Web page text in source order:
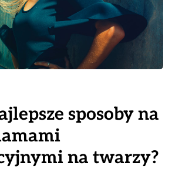
sposoby na
na twarzy?